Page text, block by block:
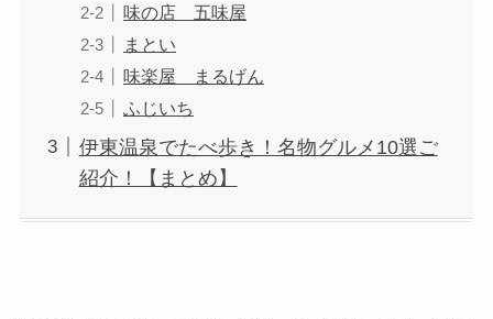
味の店 五味屋
まとい
味楽屋 まるげん
ふじいち
伊東温泉でたべ歩き！名物グルメ10選ご
紹介！【まとめ】